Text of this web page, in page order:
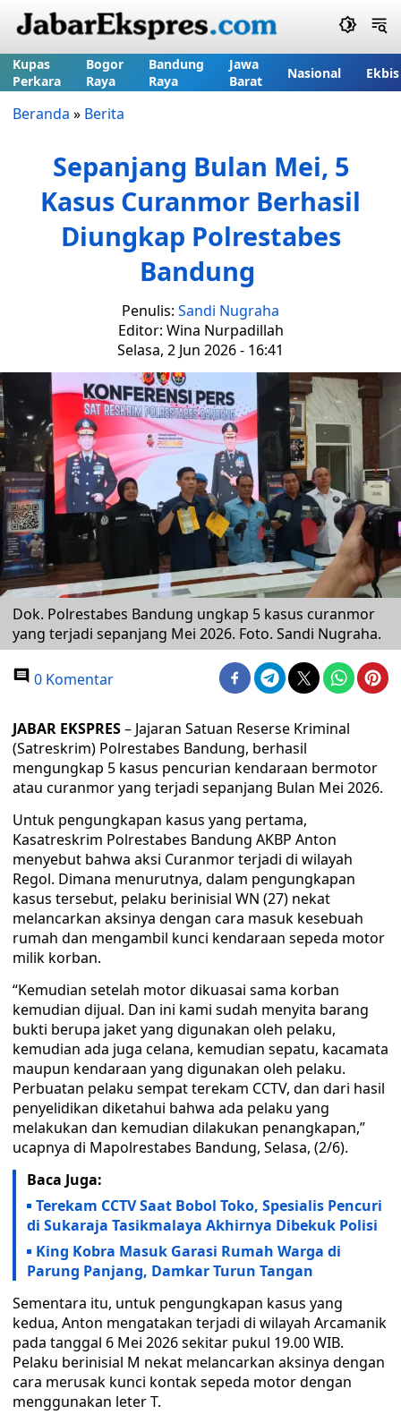
Kupas
Perkara
Bogor
Raya
Bandung
Raya
Jawa
Barat
Nasional Ekbis
Beranda » Berita
Sepanjang Bulan Mei, 5
Kasus Curanmor Berhasil
Diungkap Polrestabes
Bandung
Penulis: Sandi Nugraha
Editor: Wina Nurpadillah
Selasa, 2 Jun 2026 - 16:41
Dok. Polrestabes Bandung ungkap 5 kasus curanmor
yang terjadi sepanjang Mei 2026. Foto. Sandi Nugraha.
0 Komentar
JABAR EKSPRES– Jajaran Satuan Reserse Kriminal
(Satreskrim) Polrestabes Bandung, berhasil
mengungkap 5 kasus pencurian kendaraan bermotor
atau curanmor yang terjadi sepanjang Bulan Mei 2026.
Untuk pengungkapan kasus yang pertama,
Kasatreskrim Polrestabes Bandung AKBP Anton
menyebut bahwa aksi Curanmor terjadi di wilayah
Regol. Dimana menurutnya, dalam pengungkapan
kasus tersebut, pelaku berinisial WN (27) nekat
melancarkan aksinya dengan cara masuk kesebuah
rumah dan mengambil kunci kendaraan sepeda motor
milik korban.
“Kemudian setelah motor dikuasai sama korban
kemudian dijual. Dan ini kami sudah menyita barang
bukti berupa jaket yang digunakan oleh pelaku,
kemudian ada juga celana, kemudian sepatu, kacamata
maupun kendaraan yang digunakan oleh pelaku.
Perbuatan pelaku sempat terekam CCTV, dan dari hasil
penyelidikan diketahui bahwa ada pelaku yang
melakukan dan kemudian dilakukan penangkapan,”
ucapnya di Mapolrestabes Bandung, Selasa, (2/6).
Baca Juga:
Terekam CCTV Saat Bobol Toko, Spesialis Pencuri
di Sukaraja Tasikmalaya Akhirnya Dibekuk Polisi
King Kobra Masuk Garasi Rumah Warga di
Parung Panjang, Damkar Turun Tangan
Sementara itu, untuk pengungkapan kasus yang
kedua, Anton mengatakan terjadi di wilayah Arcamanik
pada tanggal 6 Mei 2026 sekitar pukul 19.00 WIB.
Pelaku berinisial M nekat melancarkan aksinya dengan
cara merusak kunci kontak sepeda motor dengan
menggunakan leter T.